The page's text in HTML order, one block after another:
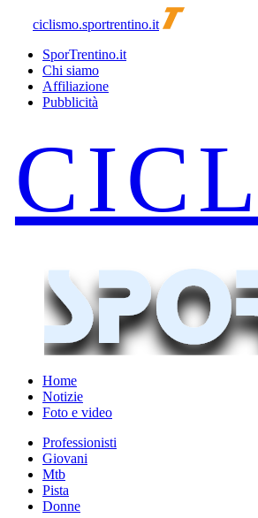
ciclismo.sportrentino.it
SporTrentino.it
Chi siamo
Affiliazione
Pubblicità
Home
Notizie
Foto e video
Professionisti
Giovani
Mtb
Pista
Donne